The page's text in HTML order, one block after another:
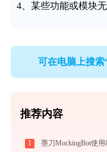
4、某些功能或模块
可在电脑上搜
推荐内容
1